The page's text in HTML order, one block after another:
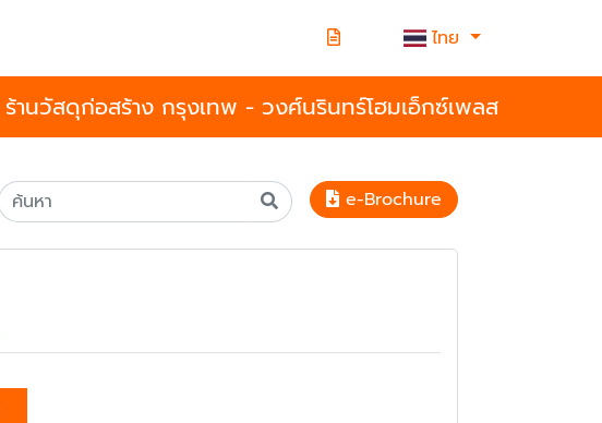
ไทย
ร้านวัสดุก่อสร้าง กรุงเทพ - วงศ์นรินทร์โฮมเอ็กซ์เพลส
e-Brochure